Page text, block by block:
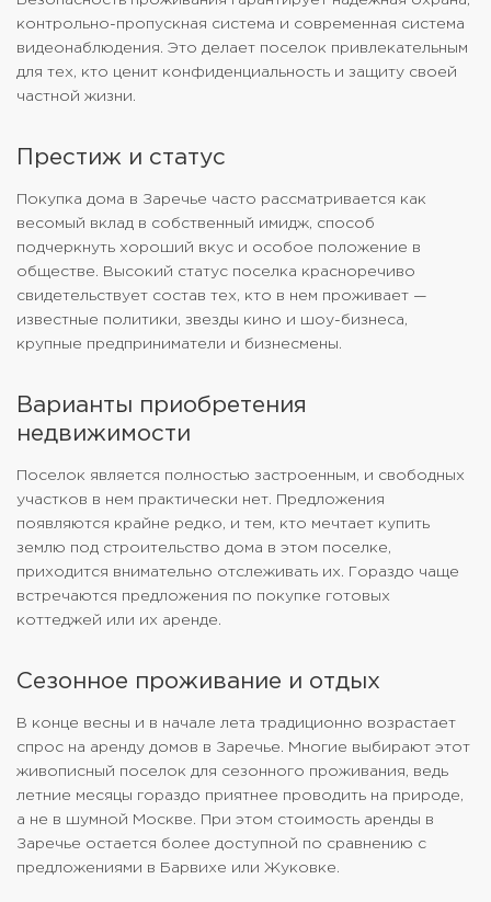
контрольно-пропускная система и современная система
видеонаблюдения. Это делает поселок привлекательным
для тех, кто ценит конфиденциальность и защиту своей
частной жизни.
Престиж и статус
Покупка дома в Заречье часто рассматривается как
весомый вклад в собственный имидж, способ
подчеркнуть хороший вкус и особое положение в
обществе. Высокий статус поселка красноречиво
свидетельствует состав тех, кто в нем проживает —
известные политики, звезды кино и шоу-бизнеса,
крупные предприниматели и бизнесмены.
Варианты приобретения
недвижимости
Поселок является полностью застроенным, и свободных
участков в нем практически нет. Предложения
появляются крайне редко, и тем, кто мечтает купить
землю под строительство дома в этом поселке,
приходится внимательно отслеживать их. Гораздо чаще
встречаются предложения по покупке готовых
коттеджей или их аренде.
Сезонное проживание и отдых
В конце весны и в начале лета традиционно возрастает
спрос на аренду домов в Заречье. Многие выбирают этот
живописный поселок для сезонного проживания, ведь
летние месяцы гораздо приятнее проводить на природе,
а не в шумной Москве. При этом стоимость аренды в
Заречье остается более доступной по сравнению с
предложениями в Барвихе или Жуковке.